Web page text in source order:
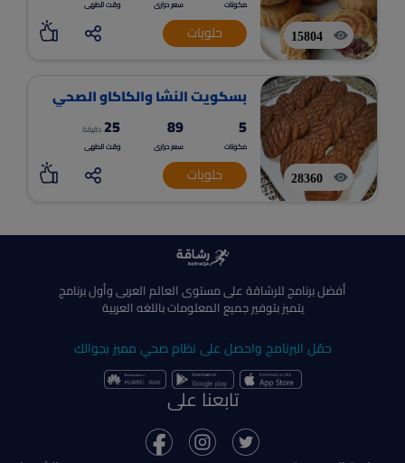
15804
مكونات سعر حرارى وقت الطهى
حلويات
28360
بسكويت النشا والكاكاو الصحي
5
مكونات
89
سعر حرارى
25 دقيقة
وقت الطهى
حلويات
أفضل برنامج للرشاقة على مستوى العالم العربى وأول برنامج
يتميز بتوفير جميع المعلومات باللغه العربية
حمّل البرنامج واحصل على نظام صحي مميز بجوالك
تابعنا على